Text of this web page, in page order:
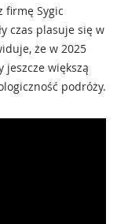
firmę Sygic
czas plasuje się w
że w 2025
jeszcze większą
podróży.